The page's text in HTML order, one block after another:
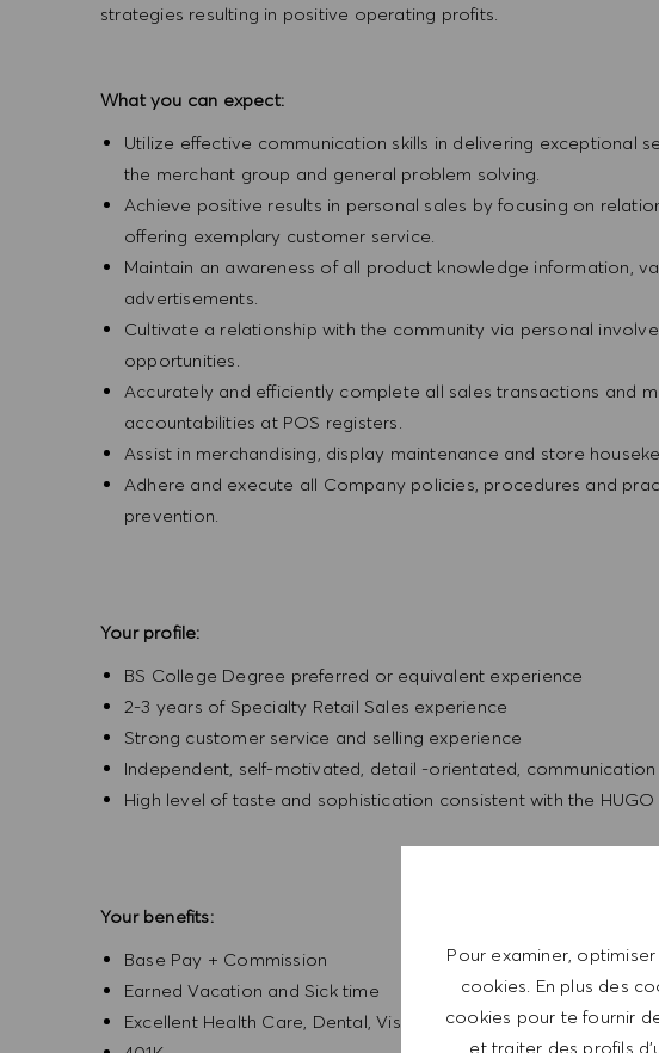
Pour examiner,
cookies. En plus des
cookies pour te fournir
et traiter des profils
strategies resulting in positive operating profits.
What you can expect:
Utilize effective communication skills in delivering exceptional
the merchant group and general problem solving.
Achieve positive results in personal sales by focusing on
offering exemplary customer service.
Maintain an awareness of all product knowledge information,
advertisements.
Cultivate a relationship with the community via personal
opportunities.
Accurately and efficiently complete all sales transactions and
accountabilities at POS registers.
Assist in merchandising, display maintenance and store
Adhere and execute all Company policies, procedures and
prevention.
Your profile:
BS College Degree preferred or equivalent experience
2-3 years of Specialty Retail Sales experience
Strong customer service and selling experience
Independent, self-motivated, detail -orientated, communication
High level of taste and sophistication consistent with the
Your benefits:
Base Pay + Commission
Earned Vacation and Sick time
Excellent Health Care, Dental, Vision,